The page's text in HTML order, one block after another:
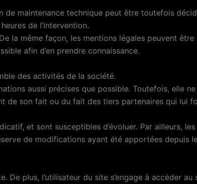
maintenance technique peut être toutefois
de l’intervention.
la même façon, les mentions légales peuvent
afin d’en prendre connaissance.
des activités de la société.
aussi précises que possible. Toutefois, elle
de son fait ou du fait des tiers partenaires qui lui
et sont susceptibles d’évoluer. Par ailleurs,
de modifications ayant été apportées depuis
plus, l’utilisateur du site s’engage à accéder au